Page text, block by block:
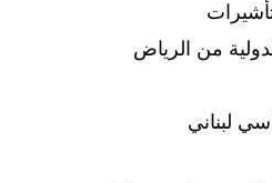
من الرياض